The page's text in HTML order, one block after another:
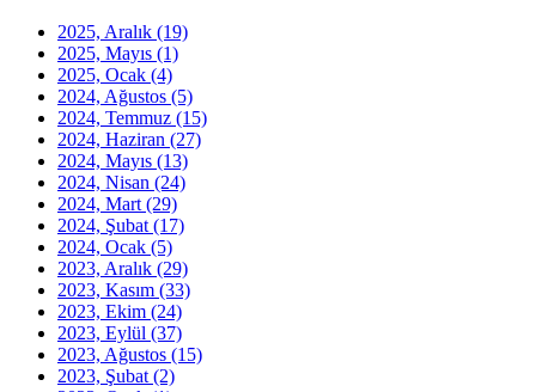
2025, Aralık (19)
2025, Mayıs (1)
2025, Ocak (4)
2024, Ağustos (5)
2024, Temmuz (15)
2024, Haziran (27)
2024, Mayıs (13)
2024, Nisan (24)
2024, Mart (29)
2024, Şubat (17)
2024, Ocak (5)
2023, Aralık (29)
2023, Kasım (33)
2023, Ekim (24)
2023, Eylül (37)
2023, Ağustos (15)
2023, Şubat (2)